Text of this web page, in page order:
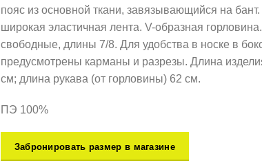
пояс из основной ткани, завязывающийся на
широкая эластичная лента. V-образная
свободные, длины 7/8. Для удобства в носке в
предусмотрены карманы и разрезы. Длина
см; длина рукава (от горловины) 62 см.
ПЭ 100%
Забронировать размер в магазине